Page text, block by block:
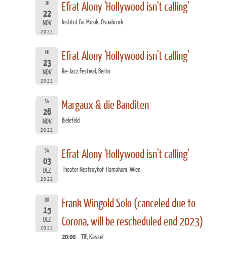
DI
22
NOV
2022
Efrat Alony 'Hollywood isn't calling'
Institut für Musik, Osnabrück
MI
23
NOV
2022
Efrat Alony 'Hollywood isn't calling'
Re-Jazz Festival, Berlin
SA
26
NOV
2022
Margaux & die Banditen
Bielefeld
SA
03
DEZ
2022
Efrat Alony 'Hollywood isn't calling'
Theater Nestroyhof-Hamakom, Wien
DO
15
DEZ
2022
Frank Wingold Solo (canceled due to
Corona, will be rescheduled end 2023)
20:00 TIF, Kassel